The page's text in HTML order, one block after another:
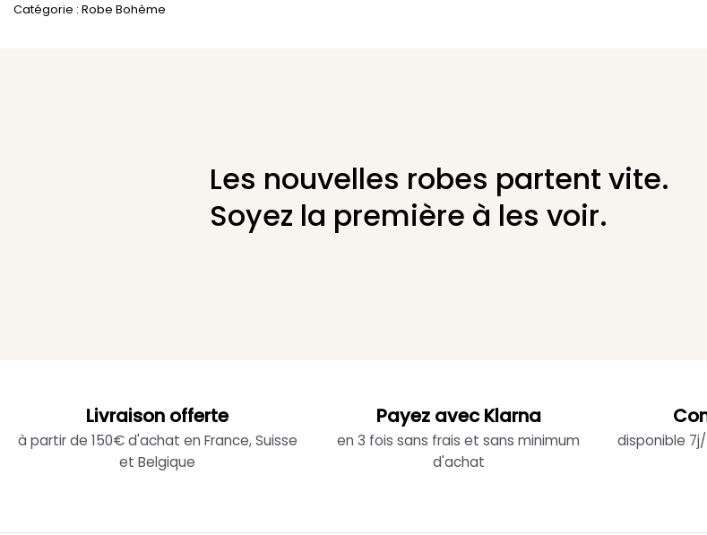
Catégorie : Robe Bohème
Les nouvelles robes partent vite.
Soyez la première à les voir.
Livraison offerte
à partir de 150€ d'achat en France, Suisse
et Belgique
Payez avec Klarna
en 3 fois sans frais et sans minimum
d'achat
disponible